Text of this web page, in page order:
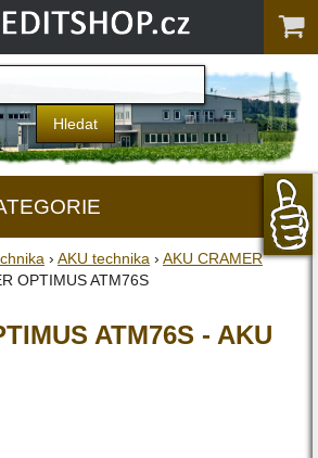
› AKU technika › AKU CRAMER
OPTIMUS ATM76S
ATM76S - AKU